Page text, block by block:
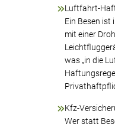
Luftfahrt-
Ein Besen ist
mit einer
was „in die
Kfz-
Wer statt